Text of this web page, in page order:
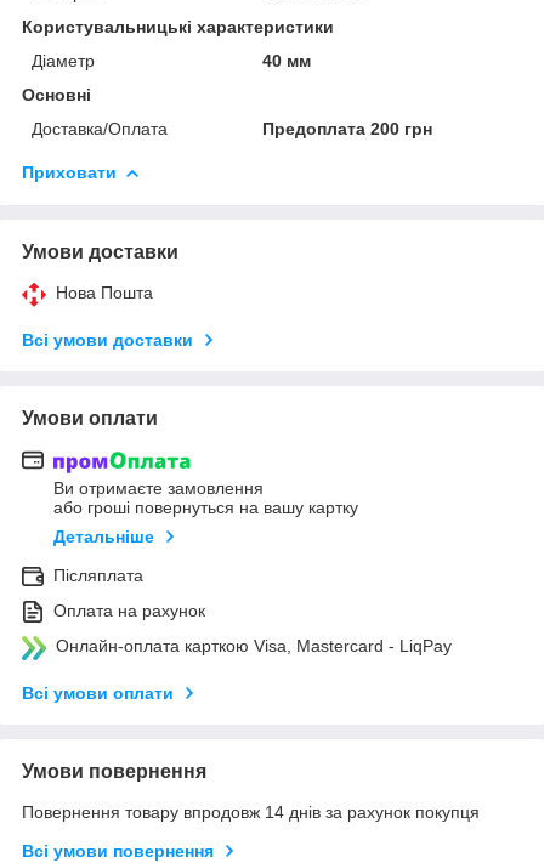
Користувальницькі характеристики
Діаметр
40 мм
Основні
Доставка/Оплата
Предоплата 200 грн
Приховати
Умови доставки
Нова Пошта
Всі умови доставки
Умови оплати
Ви отримаєте замовлення
або гроші повернуться на вашу картку
Детальніше
Післяплата
Оплата на рахунок
Онлайн-оплата карткою Visa, Mastercard - LiqPay
Всі умови оплати
Умови повернення
Повернення товару впродовж 14 днів за рахунок покупця
Всі умови повернення